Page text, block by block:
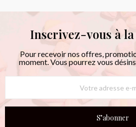
Inscrivez-vous à
Pour recevoir nos offres,
moment. Vous pourrez vous
S’abonner